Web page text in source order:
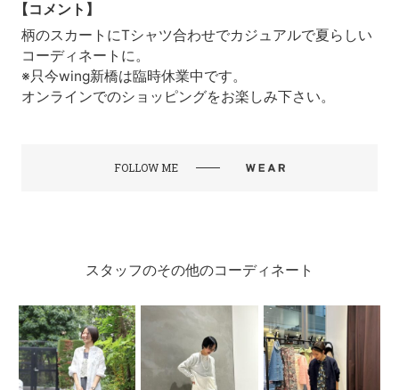
【コメント】
柄のスカートにTシャツ合わせでカジュアルで夏らしい
コーディネートに。
※只今wing新橋は臨時休業中です。
オンラインでのショッピングをお楽しみ下さい。
FOLLOW ME
スタッフのその他のコーディネート